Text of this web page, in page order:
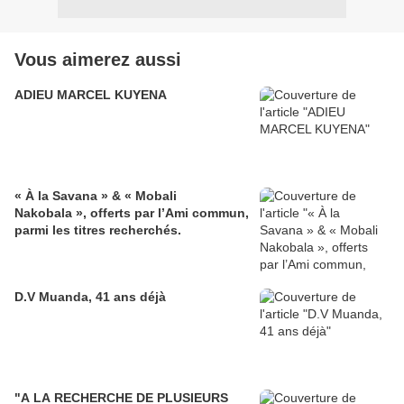
Vous aimerez aussi
ADIEU MARCEL KUYENA
« À la Savana » & « Mobali
Nakobala », offerts par l’Ami commun,
parmi les titres recherchés.
D.V Muanda, 41 ans déjà
"A LA RECHERCHE DE PLUSIEURS